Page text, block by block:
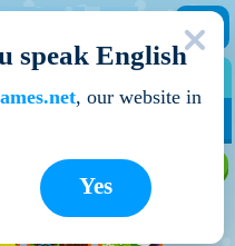
speak English
, our website in
Yes